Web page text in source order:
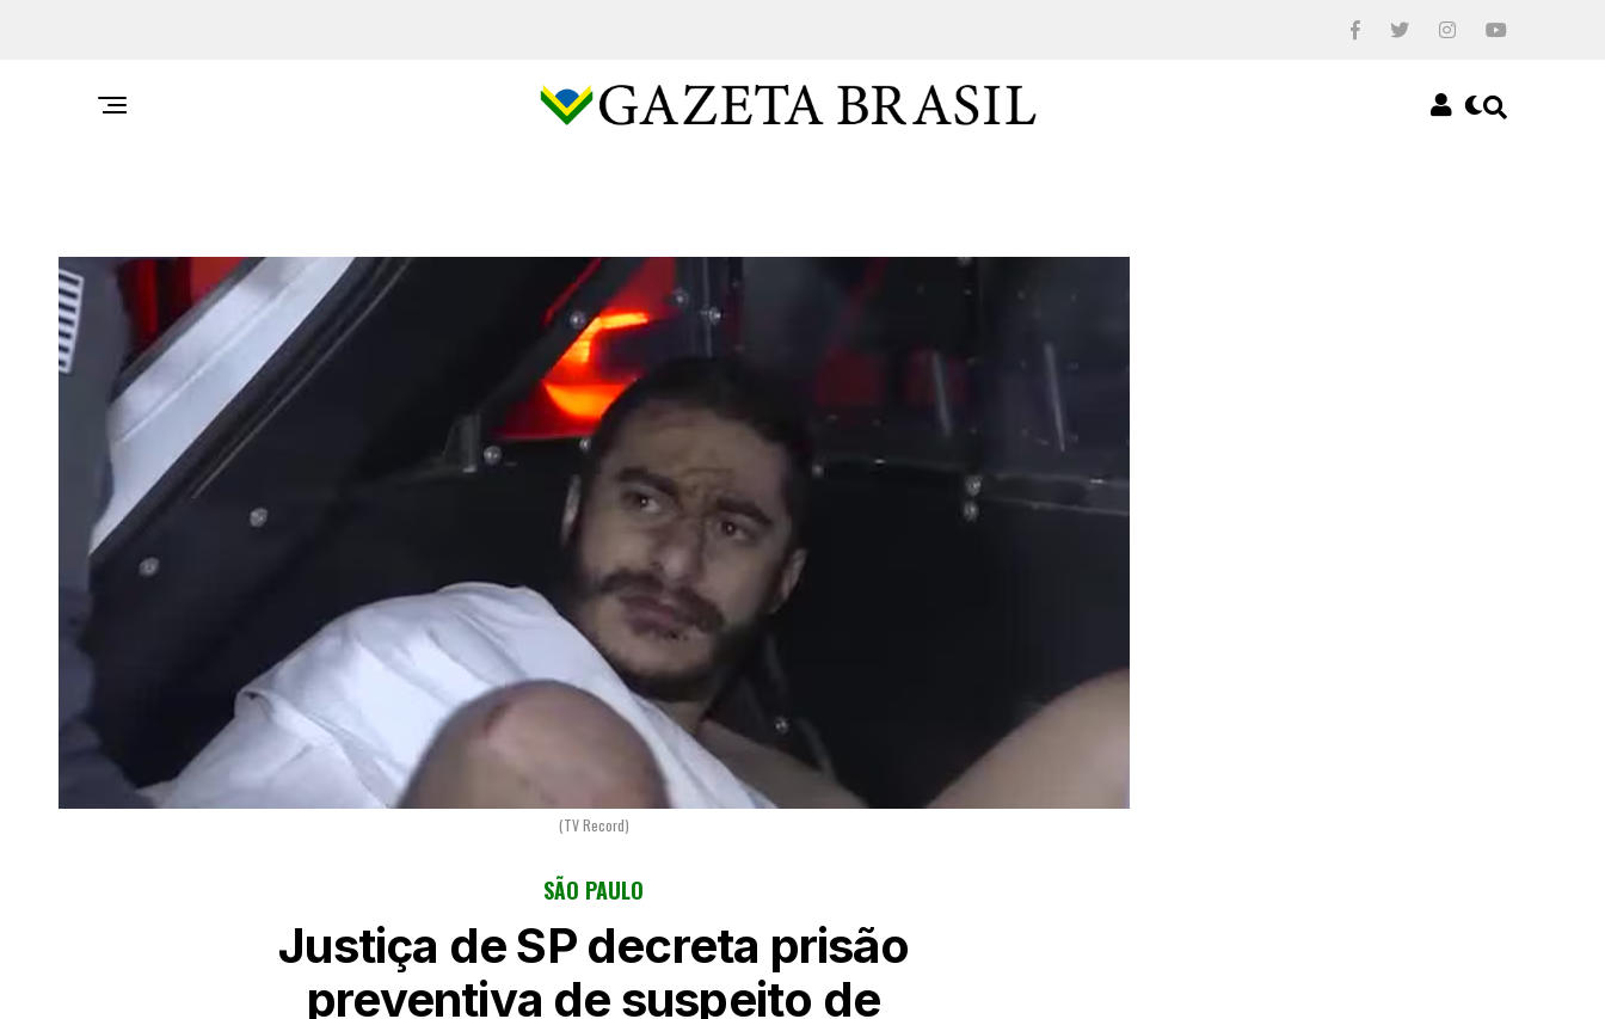
(TV Record)
SÃO PAULO
Justiça de SP decreta prisão
preventiva de suspeito de